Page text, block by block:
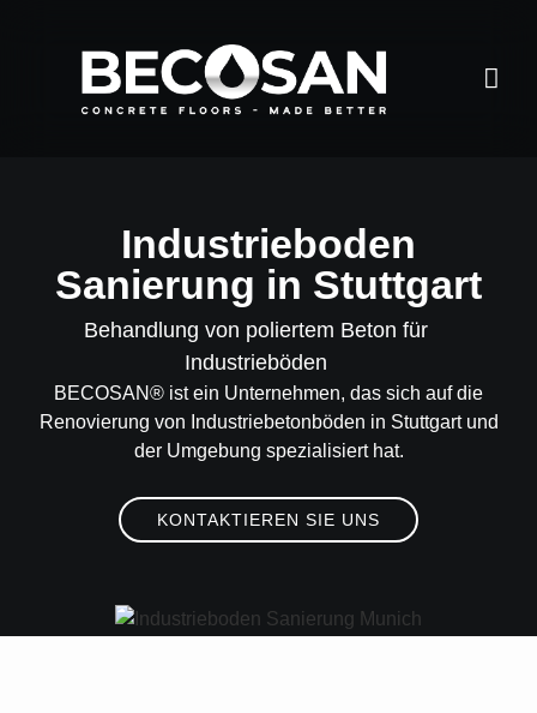
Industrieboden
Sanierung in Stuttgart
Behandlung von poliertem Beton für
Industrieböden
BECOSAN® ist ein Unternehmen, das sich auf die
Renovierung von Industriebetonböden in Stuttgartund
der Umgebung spezialisiert hat.
KONTAKTIEREN SIE UNS